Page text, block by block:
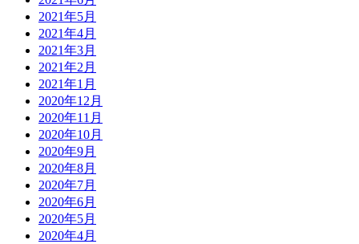
2021年5月
2021年4月
2021年3月
2021年2月
2021年1月
2020年12月
2020年11月
2020年10月
2020年9月
2020年8月
2020年7月
2020年6月
2020年5月
2020年4月